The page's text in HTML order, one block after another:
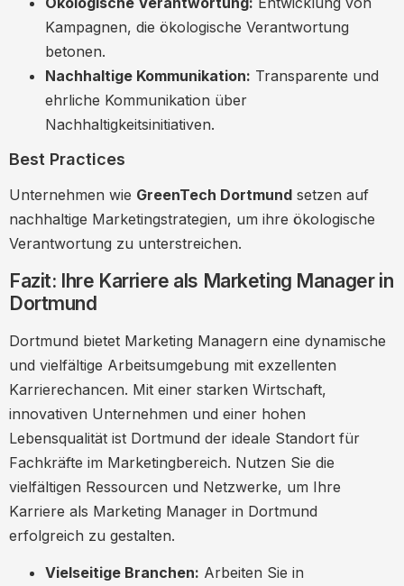
Kampagnen, die ökologische Verantwortung
betonen.
Nachhaltige Kommunikation: Transparente und
ehrliche Kommunikation über
Nachhaltigkeitsinitiativen.
Best Practices
Unternehmen wie GreenTech Dortmund setzen auf
nachhaltige Marketingstrategien, um ihre ökologische
Verantwortung zu unterstreichen.
Fazit: Ihre Karriere als Marketing Manager in
Dortmund
Dortmund bietet Marketing Managern eine dynamische
und vielfältige Arbeitsumgebung mit exzellenten
Karrierechancen. Mit einer starken Wirtschaft,
innovativen Unternehmen und einer hohen
Lebensqualität ist Dortmund der ideale Standort für
Fachkräfte im Marketingbereich. Nutzen Sie die
vielfältigen Ressourcen und Netzwerke, um Ihre
Karriere als Marketing Manager in Dortmund
erfolgreich zu gestalten.
Vielseitige Branchen: Arbeiten Sie in